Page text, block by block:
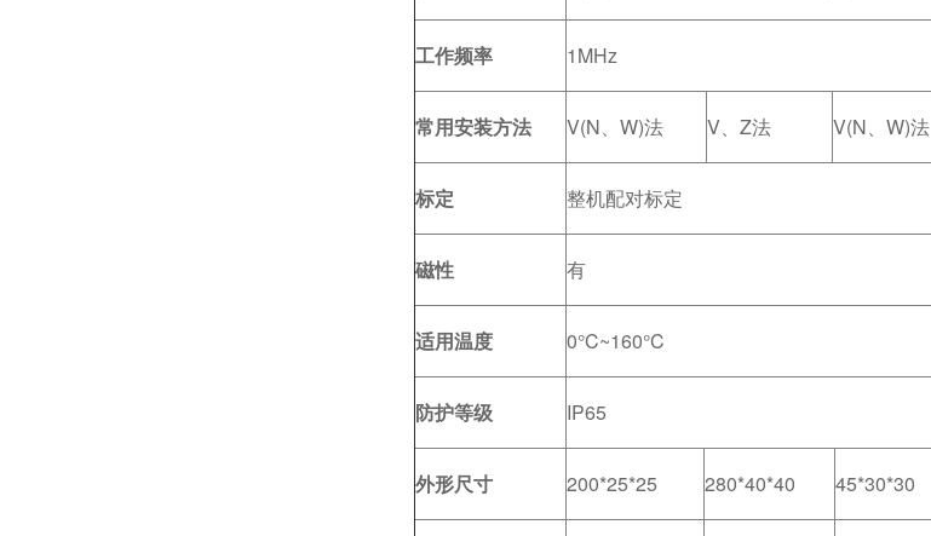
工作频率 1MHz
常用安装方法 V(N、W)法 V、Z法 V(N、W)法
标定 整机配对标定
磁性 有
适用温度 0°C~160°C
防护等级 IP65
外形尺寸 200*25*25 280*40*40 45*30*30